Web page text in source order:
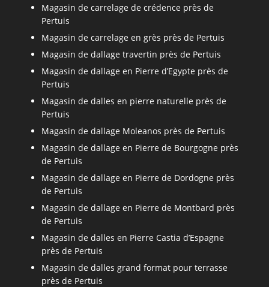
Magasin de carrelage de crédence près de
Pertuis
Magasin de carrelage en grès près de Pertuis
Magasin de dallage travertin près de Pertuis
Magasin de dallage en Pierre d’Egypte près de
Pertuis
Magasin de dalles en pierre naturelle près de
Pertuis
Magasin de dallage Moleanos près de Pertuis
Magasin de dallage en Pierre de Bourgogne près
de Pertuis
Magasin de dallage en Pierre de Dordogne près
de Pertuis
Magasin de dallage en Pierre de Montbard près
de Pertuis
Magasin de dalles en Pierre Castia d’Espagne
près de Pertuis
Magasin de dalles grand format pour terrasse
près de Pertuis